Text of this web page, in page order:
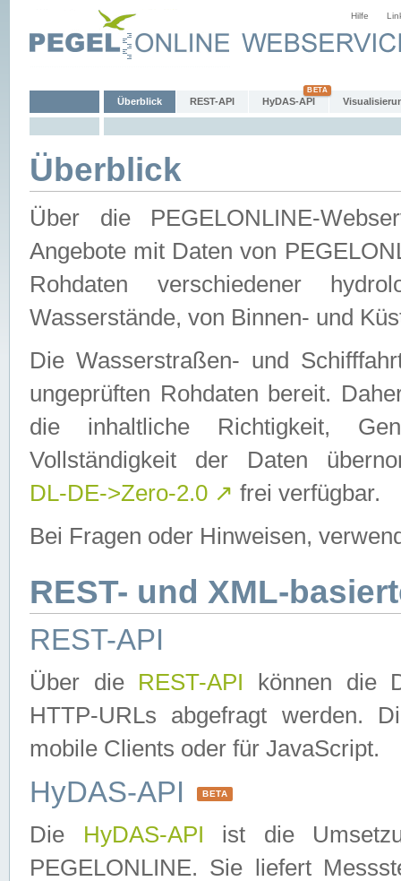
Hilfe
Überblick REST-API HyDAS-API
Überblick
Über die PEGELONLINE-
Angebote mit Daten von
Rohdaten verschiedener
Wasserstände, von Binnen- und
Die Wasserstraßen- und
ungeprüften Rohdaten bereit.
die inhaltliche Richtigkeit,
Vollständigkeit der Daten
DL-DE->Zero-2.0 ↗ frei verfügbar.
Bei Fragen oder Hinweisen,
REST- und XML-
REST-API
Über die REST-API können die
HTTP-URLs abgefragt werden.
mobile Clients oder für JavaScript.
HyDAS-API BETA
Die HyDAS-API ist die
PEGELONLINE. Sie liefert